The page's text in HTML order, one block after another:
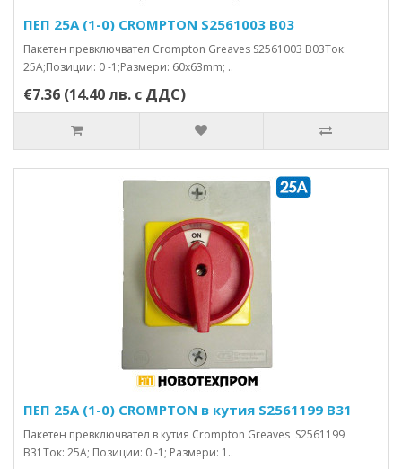
ПЕП 25А (1-0) CROMPTON S2561003 B03
Пакетен превключвател Crompton Greaves S2561003 B03Ток:
25А;Позиции: 0 -1;Размери: 60x63mm; ..
€7.36 (14.40 лв. с ДДС)
ПЕП 25А (1-0) CROMPTON в кутия S2561199 B31
Пакетен превключвател в кутия Crompton Greaves S2561199
B31Ток: 25А; Позиции: 0 -1; Размери: 1..